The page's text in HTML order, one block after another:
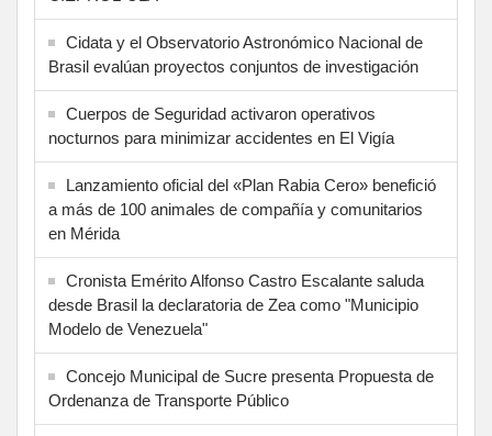
Cidata y el Observatorio Astronómico Nacional de
Brasil evalúan proyectos conjuntos de investigación
Cuerpos de Seguridad activaron operativos
nocturnos para minimizar accidentes en El Vigía
Lanzamiento oficial del «Plan Rabia Cero» benefició
a más de 100 animales de compañía y comunitarios
en Mérida
Cronista Emérito Alfonso Castro Escalante saluda
desde Brasil la declaratoria de Zea como "Municipio
Modelo de Venezuela"
Concejo Municipal de Sucre presenta Propuesta de
Ordenanza de Transporte Público